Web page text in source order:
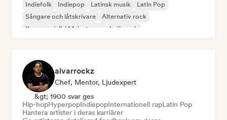
Indiefolk Indiepop Latinsk musik
Latin Pop
Sångare och låtskrivare
Alternativ rock
Kommersiell / Mainstream
Indierock
alvarrockz
Chef, Mentor, Ljudexpert
&gt; 1900 svar ges
Hip-hopHyperpopIndiepopInternationell rapLatin Pop
Hantera artister i deras karriärer